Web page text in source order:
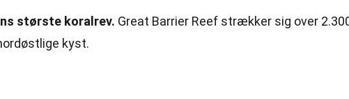
største koralrev. Great Barrier Reef strækker sig over
kyst.